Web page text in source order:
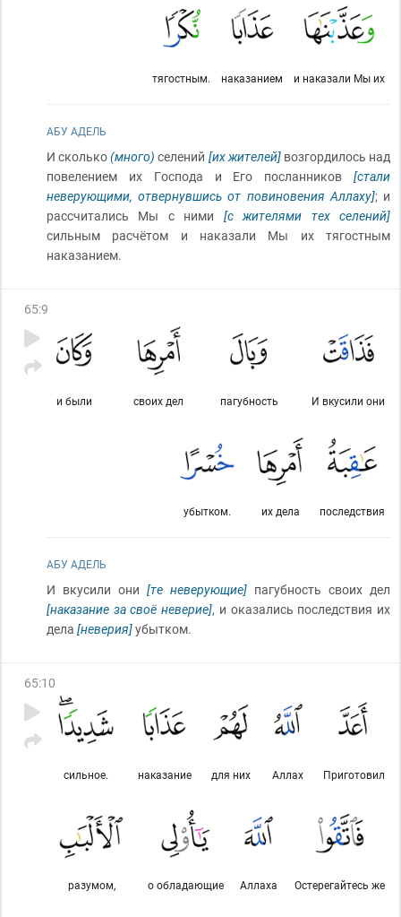
и наказали Мы их
наказанием
тягостным.
АБУ АДЕЛЬ
И сколько(много) селений [их жителей]возгордилось над
повелением их Господа и Его посланников [стали
неверующими, отвернувшись от повиновения Аллаху]; и
рассчитались Мы с ними [с жителями тех селений]
сильным расчётом и наказали Мы их тягостным
наказанием.
65:9
И вкусили они
пагубность
своих дел
и были
последствия
их дела
убытком.
АБУ АДЕЛЬ
И вкусили они [те неверующие] пагубность своих дел
[наказание за своё неверие], и оказались последствия их
дела [неверия]убытком.
65:10
Приготовил
Аллах
для них
наказание
сильное.
Остерегайтесь же
Аллаха
о обладающие
разумом,